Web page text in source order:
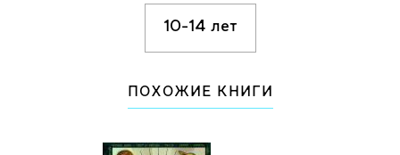
10-14 лет
ПОХОЖИЕ КНИГИ